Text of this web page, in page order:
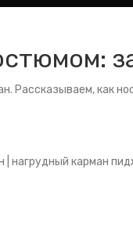
Рассказываем, как
карман